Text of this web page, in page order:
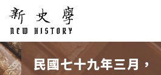
民國七十九年三月，